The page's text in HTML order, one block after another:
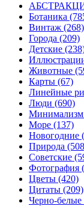
Ботаника
Винтаж (268)
Города (209)
Детские
Животные
Карты (67)
Линейные
Люди (690)
Минимализм
Море (137)
Новогодние
Природа
Советские
Фотография
Цветы (420)
Цитаты (209)
Черно-белые